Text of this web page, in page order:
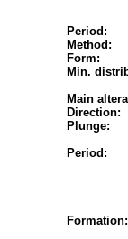
Period:
Method:
Form:
Min.
Main
Direction:
Plunge:
Period:
Formation: